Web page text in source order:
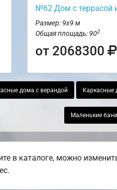
№62 Дом c террасой
Размер: 9х9 м
Общая площадь: 902
от 2068300
дома с верандой Каркасные
Маленькие
в каталоге, можно